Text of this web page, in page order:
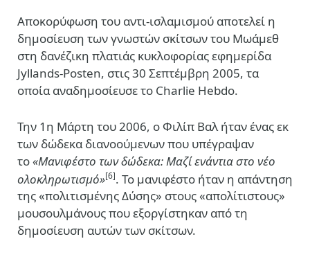
Αποκορύφωση του αντι-ισλαμισμού αποτελεί η
δημοσίευση των γνωστών σκίτσων του Μωάμεθ
στη δανέζικη πλατιάς κυκλοφορίας εφημερίδα
Jyllands-Posten, στις 30 Σεπτέμβρη 2005, τα
οποία αναδημοσίευσε το Charlie Hebdo.
Την 1η Μάρτη του 2006, ο Φιλίπ Βαλ ήταν ένας εκ
των δώδεκα διανοούμενων που υπέγραψαν
το«Μανιφέστο των δώδεκα: Μαζί ενάντια στο νέο
ολοκληρωτισμό»[6]. Το μανιφέστο ήταν η απάντηση
της «πολιτισμένης Δύσης» στους «απολίτιστους»
μουσουλμάνους που εξοργίστηκαν από τη
δημοσίευση αυτών των σκίτσων.